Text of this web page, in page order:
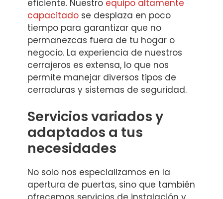
eficiente. Nuestro equipo altamente
capacitado se desplaza en poco
tiempo para garantizar que no
permanezcas fuera de tu hogar o
negocio. La experiencia de nuestros
cerrajeros es extensa, lo que nos
permite manejar diversos tipos de
cerraduras y sistemas de seguridad.
Servicios variados y
adaptados a tus
necesidades
No solo nos especializamos en la
apertura de puertas, sino que también